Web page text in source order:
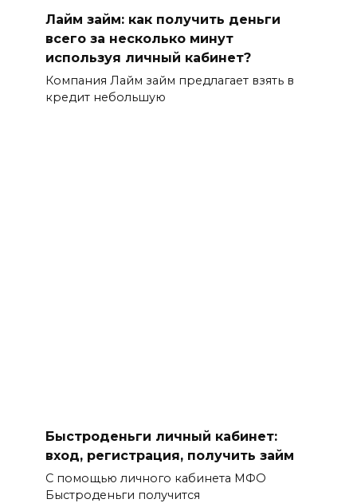
Лайм займ: как получить деньги
всего за несколько минут
используя личный кабинет?
Компания Лайм займ предлагает взять в
кредит небольшую
Быстроденьги личный кабинет:
вход, регистрация, получить займ
С помощью личного кабинета МФО
Быстроденьги получится